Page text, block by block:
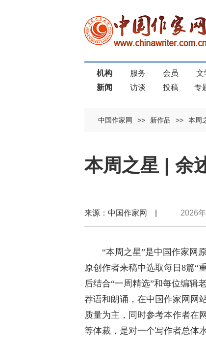
机构 服务 会员
文
新闻
访谈 投稿 专
中国作家网 >> 新作品 >> 本周
本周之星 | 余
来源：中国作家网 | 2026
“本周之星”是中国作家网
原创作者来稿中选取每日8篇“
后结合“一周精选”和每位编辑
荐语和朗诵，在中国作家网网
质量为主，同时参考本作者在
等体裁，是对一个写作者总体